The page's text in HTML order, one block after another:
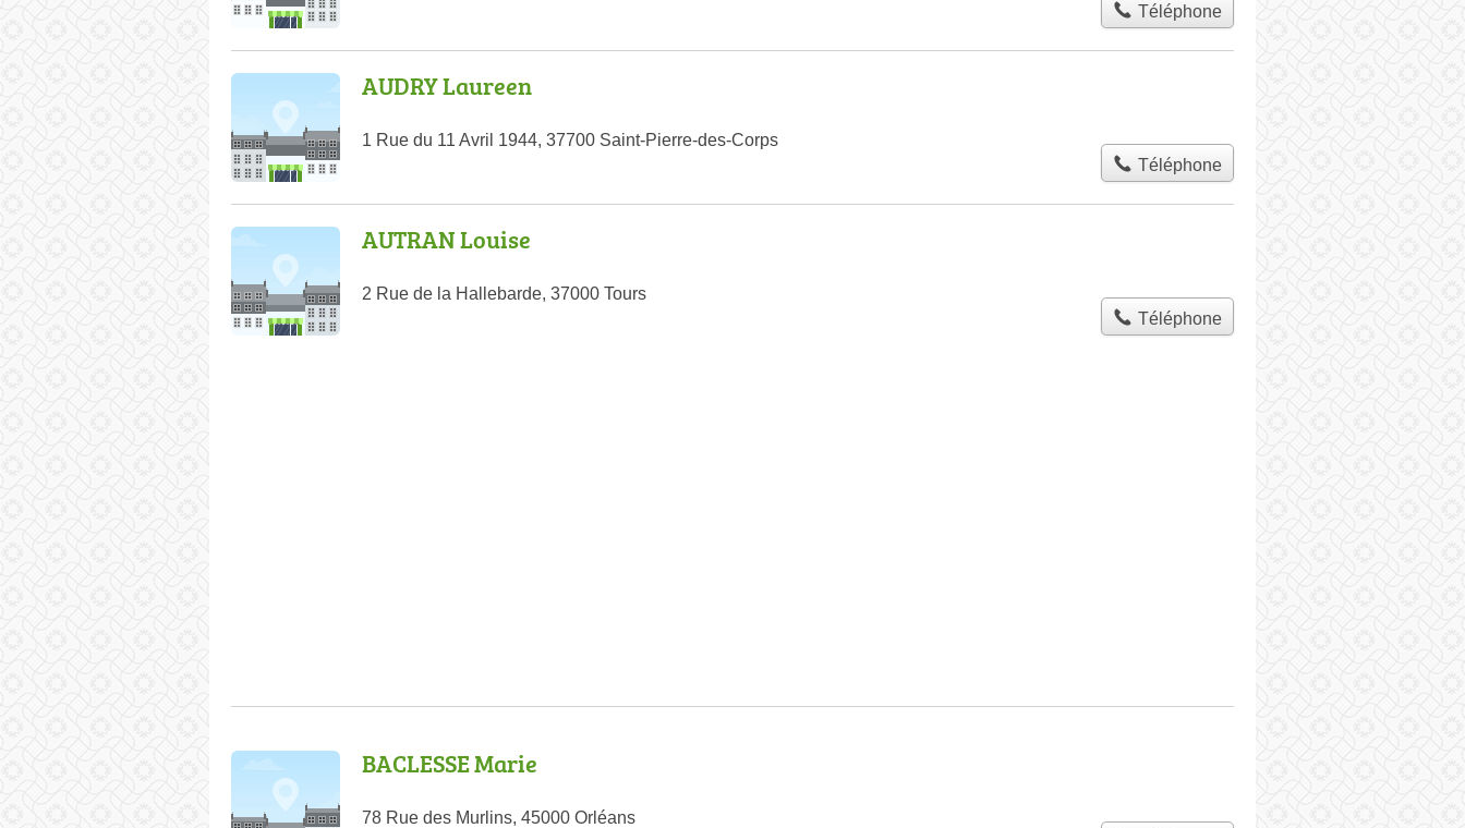
Téléphone
AUDRY Laureen
1 Rue du 11 Avril 1944, 37700 Saint-Pierre-des-Corps
Téléphone
AUTRAN Louise
2 Rue de la Hallebarde, 37000 Tours
Téléphone
BACLESSE Marie
78 Rue des Murlins, 45000 Orléans